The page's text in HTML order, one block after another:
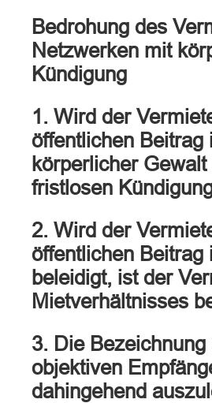
Bedrohung des
Netzwerken mit
Kündigung
1. Wird der
öffentlichen
körperlicher
fristlosen
2. Wird der
öffentlichen
beleidigt, ist der
Mietverhältnisses
3. Die Bezeichnung
objektiven
dahingehend